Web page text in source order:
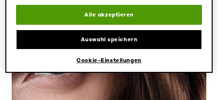
Alle akzeptieren
Auswahl speichern
Cookie-Einstellungen